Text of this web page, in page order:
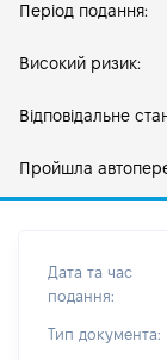
Період подання:
Високий ризик:
Відповідальне
Пройшла
Дата та час
подання:
Тип документа: